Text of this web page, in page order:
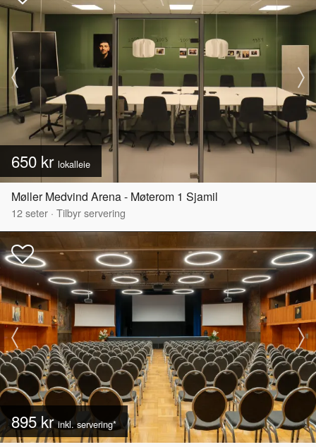
650 kr lokalleie
Møller Medvind Arena - Møterom 1 Sjamil
12seter · Tilbyr servering
895 krinkl. servering*